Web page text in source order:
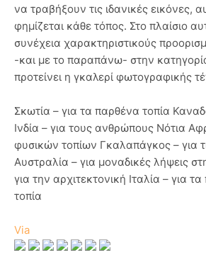
να τραβήξουν τις ιδανικές εικόνες,
φημίζεται κάθε τόπος. Στο πλαίσιο
συνέχεια χαρακτηριστικούς
-και με το παραπάνω- στην
προτείνει η γκαλερί φωτογραφικής
Σκωτία – για τα παρθένα τοπία
Ινδία – για τους ανθρώπους Νότια
φυσικών τοπίων Γκαλαπάγκος – για
Αυστραλία – για μοναδικές λήψεις
για την αρχιτεκτονική Ιταλία – για
τοπία
Via